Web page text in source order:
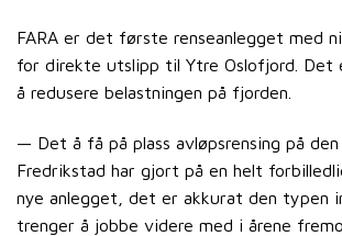
FARA er det første renseanlegget med
for direkte utslipp til Ytre Oslofjord. Det
å redusere belastningen på fjorden.
— Det å få på plass avløpsrensing på
Fredrikstad har gjort på en helt
nye anlegget, det er akkurat den typen
trenger å jobbe videre med i årene